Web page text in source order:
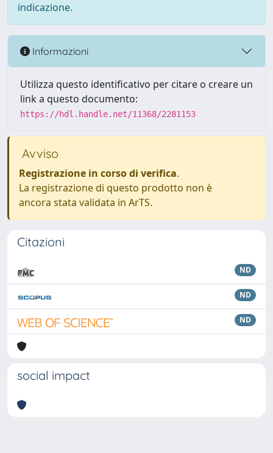
indicazione.
Informazioni
Utilizza questo identificativo per citare o creare un
link a questo documento:
https://hdl.handle.net/11368/2281153
Avviso
Registrazione in corso di verifica.
La registrazione di questo prodotto non è
ancora stata validata in ArTS.
Citazioni
ND
ND
ND
social impact